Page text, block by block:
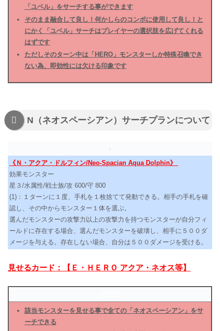
「ユベル」をサーチする事ができます
そのまま融合して良し！何かしらのコンボに使用して良し！と
にかく「ユベル」サーチはプレイヤーの選択肢を広げてくれる
はずです
ただしそのターン中は「HERO」モンスターしか特殊召喚でき
ない為、即効性には欠ける印象です
N（ネオスペーシアン）サーチプランについて
《Ｎ・アクア・ドルフィン/Neo-Spacian Aqua Dolphin》
効果モンスター
星３/水属性/戦士族/攻 600/守 800
(1)：１ターンに１度、手札を１枚捨てて発動できる。相手の手札を確
認し、その中からモンスター１体を選ぶ。
選んだモンスターの攻撃力以上の攻撃力を持つモンスターが自分フィ
ールドに存在する場合、選んだモンスターを破壊し、相手に５００ダ
メージを与える。存在しない場合、自分は５００ダメージを受ける。
見せるカード：【Ｅ・ＨＥＲＯ アクア・ネオス等】
該当モンスターを見せる事で全ての「ネオスペーシアン」をサ
ーチできる